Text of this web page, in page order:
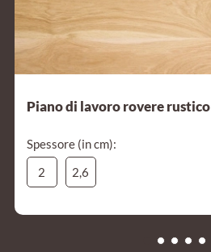
Piano di lavoro rovere rustico
Spessore (in cm):
2
2,6